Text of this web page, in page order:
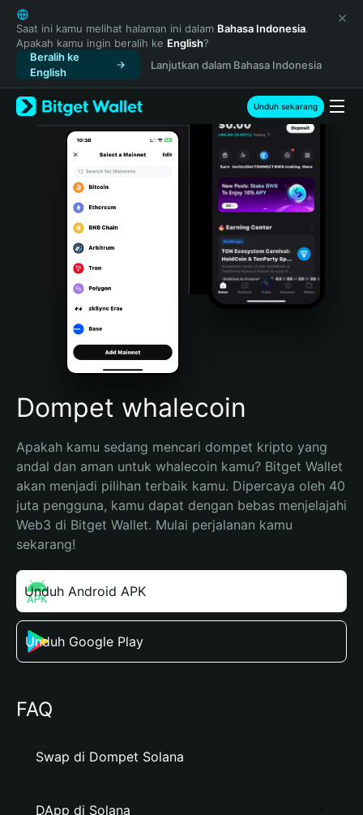
English
日本語
Tiếng Việt
Русский
Español (Latinoamérica)
Türkçe
Italiano
Português (Portugal)
Bahasa Indonesia
Português (Brasil)
Español (Argentina)
Saat ini kamu melihat halaman ini dalam Bahasa Indonesia.
Apakah kamu ingin beralih ke English?
Beralih ke
English
Lanjutkan dalam Bahasa Indonesia
Unduh sekarang
Dompet whalecoin
Apakah kamu sedang mencari dompet kripto yang
andal dan aman untuk whalecoin kamu? Bitget Wallet
akan menjadi pilihan terbaik kamu. Dipercaya oleh 40
juta pengguna, kamu dapat dengan bebas menjelajahi
Web3 di Bitget Wallet. Mulai perjalanan kamu
sekarang!
Unduh Android APK
Unduh Google Play
FAQ
Swap di Dompet Solana
DApp di Solana